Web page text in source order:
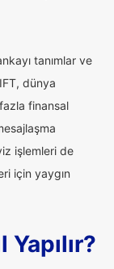
tanımlar ve
dünya
finansal
işlemleri de
için yaygın